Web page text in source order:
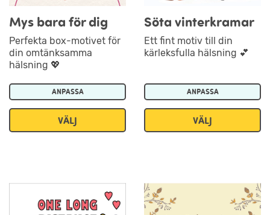
Mys bara för dig
Perfekta box-motivet för
din omtänksamma
hälsning 💖
ANPASSA
VÄLJ
Söta vinterkramar
Ett fint motiv till din
kärleksfulla hälsning 💕
ANPASSA
VÄLJ